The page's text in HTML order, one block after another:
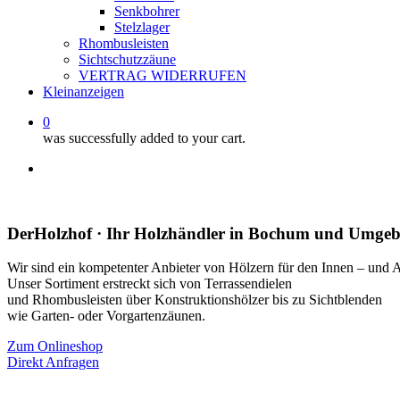
Senkbohrer
Stelzlager
Rhombusleisten
Sichtschutzzäune
VERTRAG WIDERRUFEN
Kleinanzeigen
0
was successfully added to your cart.
DerHolzhof · Ihr Holzhändler in Bochum und
Wir sind ein kompetenter Anbieter von Hölzern für den Innen – und
Unser Sortiment erstreckt sich von Terrassendielen
und Rhombusleisten über Konstruktionshölzer bis zu Sichtblenden
wie Garten- oder Vorgartenzäunen.
Zum Onlineshop
Direkt Anfragen